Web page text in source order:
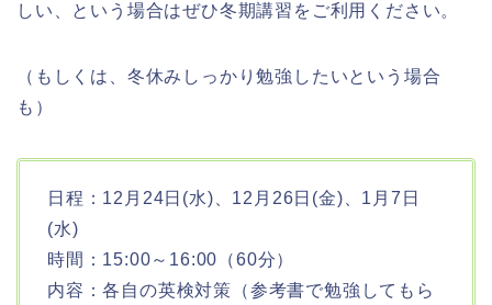
しい、という場合はぜひ冬期講習をご利用ください。
（もしくは、冬休みしっかり勉強したいという場合
も）
日程：12月24日(水)、12月26日(金)、1月7日
(水)
時間：15:00～16:00（60分）
内容：各自の英検対策（参考書で勉強してもら